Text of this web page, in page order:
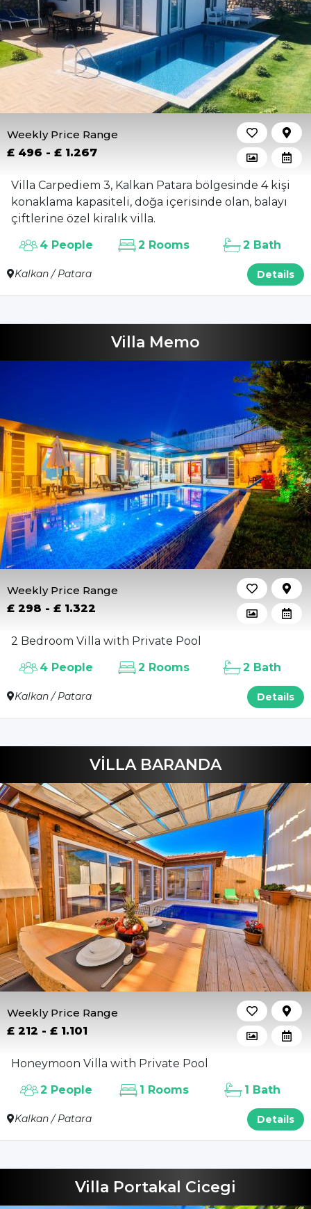
Weekly Price Range
£ 496 - £ 1.267
Villa Carpediem 3, Kalkan Patara bölgesinde 4 kişi
konaklama kapasiteli, doğa içerisinde olan, balayı
çiftlerine özel kiralık villa.
Kalkan / Patara Details
4 People 2 Rooms 2 Bath
Villa Memo
Weekly Price Range
£ 298 - £ 1.322
2 Bedroom Villa with Private Pool
Kalkan / Patara Details
4 People 2 Rooms 2 Bath
VİLLA BARANDA
Weekly Price Range
£ 212 - £ 1.101
Honeymoon Villa with Private Pool
Kalkan / Patara Details
2 People 1 Rooms 1 Bath
Villa Portakal Cicegi